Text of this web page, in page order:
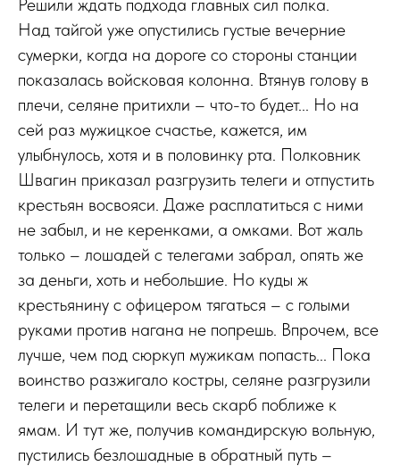
Решили ждать подхода главных сил полка.
Над тайгой уже опустились густые вечерние
сумерки, когда на дороге со стороны станции
показалась войсковая колонна. Втянув голову в
плечи, селяне притихли – что-то будет... Но на
сей раз мужицкое счастье, кажется, им
улыбнулось, хотя и в половинку рта. Полковник
Швагин приказал разгрузить телеги и отпустить
крестьян восвояси. Даже расплатиться с ними
не забыл, и не керенками, а омками. Вот жаль
только – лошадей с телегами забрал, опять же
за деньги, хоть и небольшие. Но куды ж
крестьянину с офицером тягаться – с голыми
руками против нагана не попрешь. Впрочем, все
лучше, чем под сюркуп мужикам попасть... Пока
воинство разжигало костры, селяне разгрузили
телеги и перетащили весь скарб поближе к
ямам. И тут же, получив командирскую вольную,
пустились безлошадные в обратный путь –